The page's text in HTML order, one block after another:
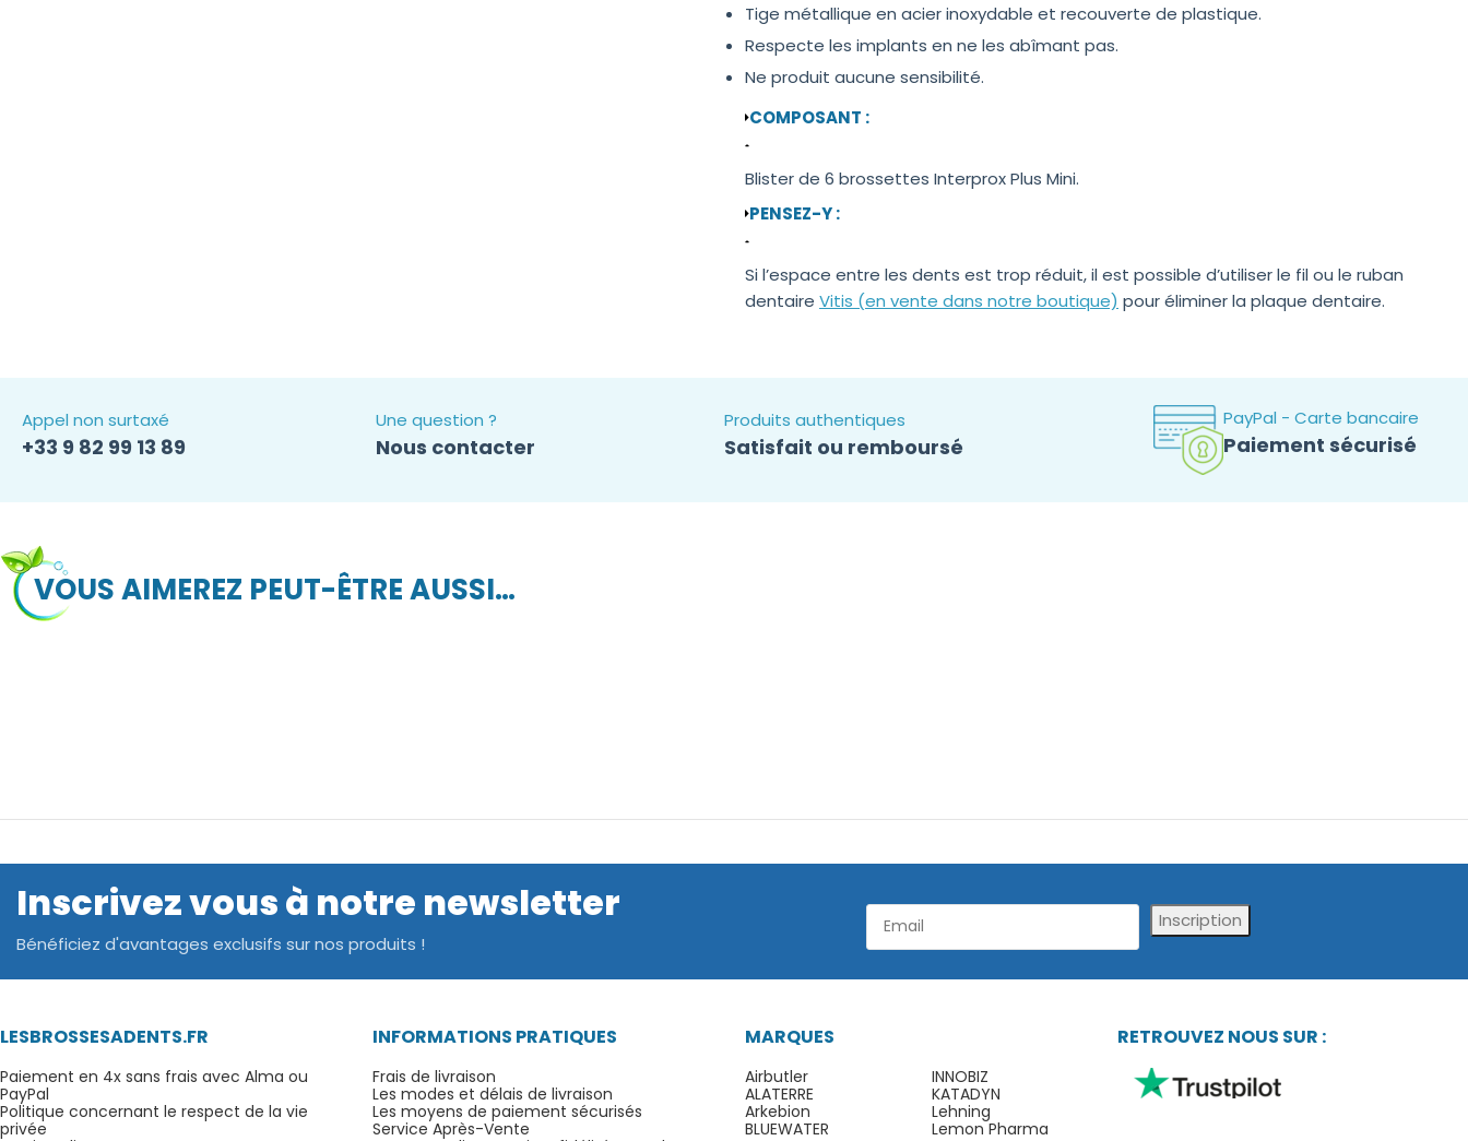
Tige métallique en acier inoxydable et recouverte de plastique.
Respecte les implants en ne les abîmant pas.
Ne produit aucune sensibilité.
COMPOSANT :
Blister de 6 brossettes Interprox Plus Mini.
PENSEZ-Y :
Si l’espace entre les dents est trop réduit, il est possible d’utiliser le fil ou le ruban
dentaire Vitis (en vente dans notre boutique) pour éliminer la plaque dentaire.
Appel non surtaxé
+33 9 82 99 13 89
Une question ?
Nous contacter
Produits authentiques
Satisfait ou remboursé
PayPal - Carte bancaire
Paiement sécurisé
VOUS AIMEREZ PEUT-ÊTRE AUSSI…
Inscrivez vous à notre newsletter
Bénéficiez d'avantages exclusifs sur nos produits !
Inscription
LESBROSSESADENTS.FR
Paiement en 4x sans frais avec Alma ou
PayPal
Politique concernant le respect de la vie
privée
INFORMATIONS PRATIQUES
Frais de livraison
Les modes et délais de livraison
Les moyens de paiement sécurisés
Service Après-Vente
MARQUES
Airbutler
ALATERRE
Arkebion
BLUEWATER
INNOBIZ
KATADYN
Lehning
Lemon Pharma
RETROUVEZ NOUS SUR :